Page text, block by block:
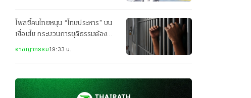
โพลชี้คนไทยหนุน “โทษประหาร” บน
เงื่อนไข กระบวนการยุติธรรมต้อง
อาชญากรรม19:33 น.